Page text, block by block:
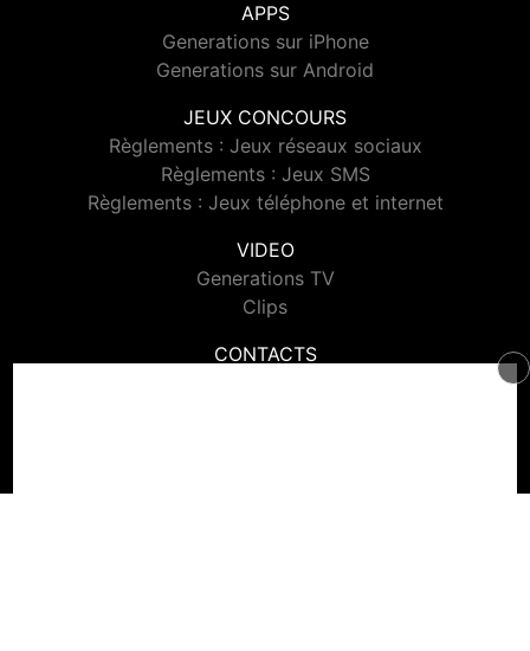
APPS
Generations sur iPhone
Generations sur Android
JEUX CONCOURS
Règlements : Jeux réseaux sociaux
Règlements : Jeux SMS
Règlements : Jeux téléphone et internet
VIDEO
Generations TV
Clips
CONTACTS